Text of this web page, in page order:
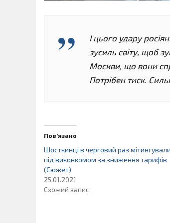
І цього удару
зусиль світу, щоб
Москви, що вони
Потрібен тиск.
Пов’язано
Шосткинці в черговий раз мітингували
під виконкомом за зниження тарифів
(Сюжет)
25.01.2021
Схожий запис